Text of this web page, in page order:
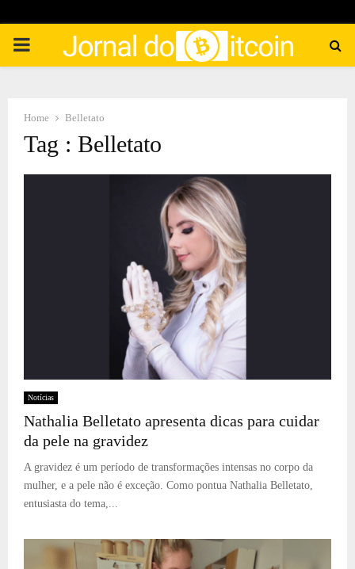
PRIMARY
Home Belletato
Tag : Belletato
Notícias
Nathalia Belletato apresenta dicas para cuidar
da pele na gravidez
A gravidez é um período de transformações intensas no corpo da
mulher, e a pele não é exceção. Como pontua Nathalia Belletato,
entusiasta do tema,...